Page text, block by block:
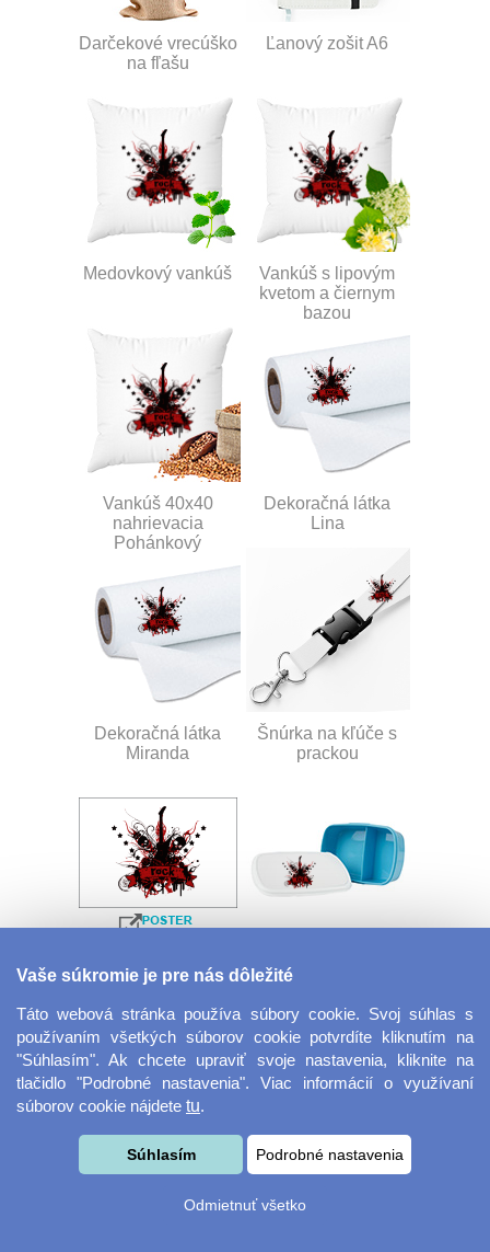
Darčekové vrecúško
na fľašu
Ľanový zošit A6
Medovkový vankúš
Vankúš s lipovým
kvetom a čiernym
bazou
Vankúš 40x40
nahrievacia
Pohánkový
Dekoračná látka
Lina
Dekoračná látka
Miranda
Šnúrka na kľúče s
prackou
Velkoformátová
fotografie
Desiatový box
Vaše súkromie je pre nás dôležité
Táto webová stránka používa súbory cookie. Svoj súhlas s
používaním všetkých súborov cookie potvrdíte kliknutím na
"Súhlasím". Ak chcete upraviť svoje nastavenia, kliknite na
tlačidlo "Podrobné nastavenia". Viac informácií o využívaní
súborov cookie nájdete tu.
Súhlasím Podrobné nastavenia
Odmietnuť všetko